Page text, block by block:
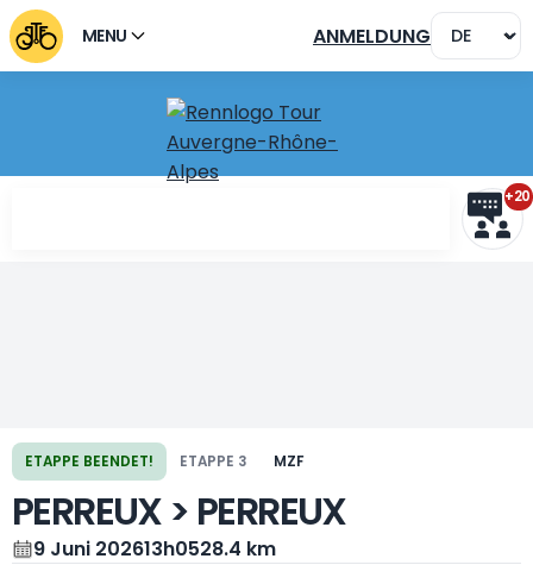
MENU ANMELDUNG
+20
ETAPPE BEENDET! ETAPPE 3 MZF
PERREUX > PERREUX
9 Juni 202613h0528.4 km
Vorherige Etappe Nächste Etappe